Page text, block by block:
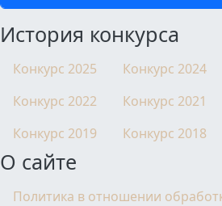
История конкурса
Конкурс 2025 Конкурс 2024
Конкурс 2022
Конкурс 2021
Конкурс 2019
Конкурс 2018
О сайте
Политика в отношении